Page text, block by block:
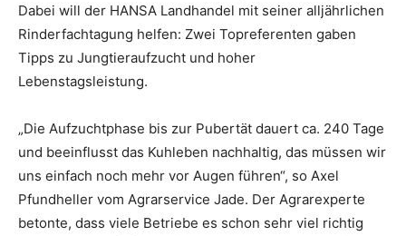
Dabei will der HANSA Landhandel mit seiner alljährlichen
Rinderfachtagung helfen: Zwei Topreferenten gaben
Tipps zu Jungtieraufzucht und hoher
Lebenstagsleistung.
„Die Aufzuchtphase bis zur Pubertät dauert ca. 240 Tage
und beeinflusst das Kuhleben nachhaltig, das müssen wir
uns einfach noch mehr vor Augen führen“, so Axel
Pfundheller vom Agrarservice Jade. Der Agrarexperte
betonte, dass viele Betriebe es schon sehr viel richtig